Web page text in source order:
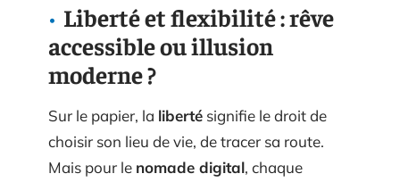
Liberté et flexibilité : rêve
accessible ou illusion
moderne ?
Sur le papier, la liberté signifie le droit de
choisir son lieu de vie, de tracer sa route.
Mais pour le nomade digital, chaque